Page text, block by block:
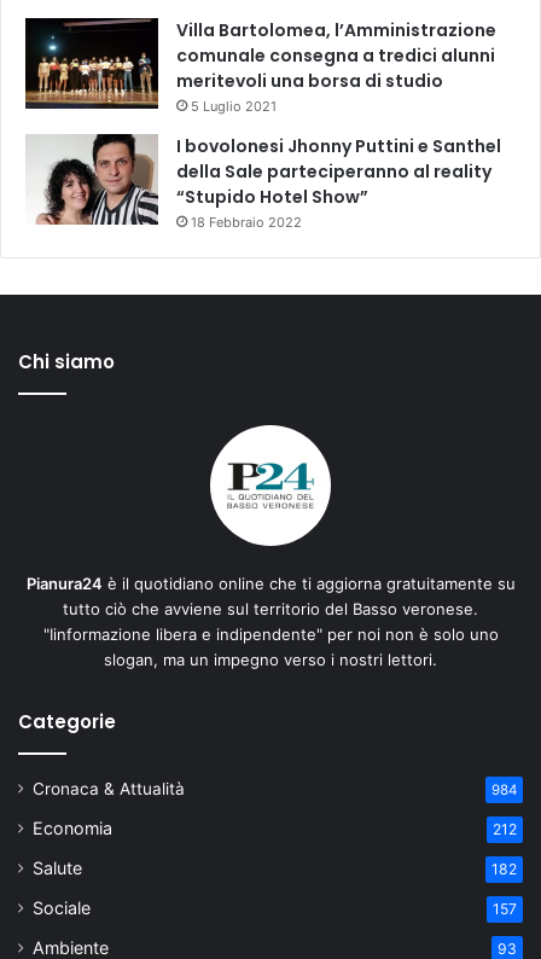
Villa Bartolomea, l’Amministrazione
comunale consegna a tredici alunni
meritevoli una borsa di studio
5 Luglio 2021
I bovolonesi Jhonny Puttini e Santhel
della Sale parteciperanno al reality
“Stupido Hotel Show”
18 Febbraio 2022
Chi siamo
Pianura24 è il quotidiano online che ti aggiorna gratuitamente su
tutto ciò che avviene sul territorio del Basso veronese.
"Iinformazione libera e indipendente" per noi non è solo uno
slogan, ma un impegno verso i nostri lettori.
Categorie
Cronaca & Attualità 984
Economia 212
Salute 182
Sociale 157
Ambiente 93